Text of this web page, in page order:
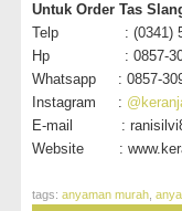
Untuk Order Tas
Telp : (0341)
Hp : 0857-
Whatsapp : 0857-
Instagram :
E-mail :
Website :
tags: anyaman murah